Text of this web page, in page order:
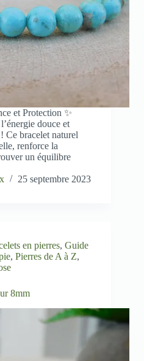
et Protection ✨
douce et
Ce bracelet naturel
renforce la
un équilibre
25 septembre 2023
en pierres, Guide
, Pierres de A à Z,
8mm